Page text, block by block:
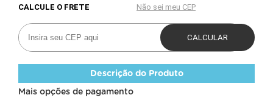
Descrição do Produto
Mais opções de pagamento